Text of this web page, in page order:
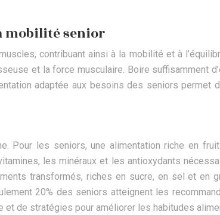
mobilité senior
contribuant ainsi à la mobilité et à
et la force musculaire. Boire suffisamment
adaptée aux besoins des seniors permet
Pour les seniors, une alimentation riche en
les minéraux et les antioxydants
transformés, riches en sucre, en sel et en
20% des seniors atteignent les
de stratégies pour améliorer les habitudes